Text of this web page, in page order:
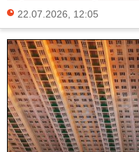
22.07.2026, 12:05